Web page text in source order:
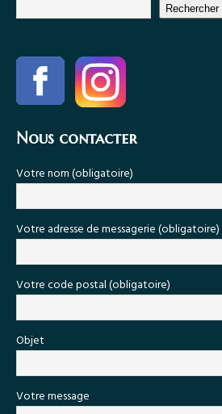
Rechercher
Nous contacter
Votre nom (obligatoire)
Votre adresse de messagerie (obligatoire)
Votre code postal (obligatoire)
Objet
Votre message